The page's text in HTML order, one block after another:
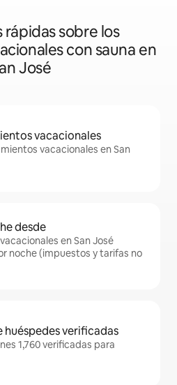
rápidas sobre los
con sauna en
José
vacacionales
vacacionales en San
desde
en San José
noche (impuestos y tarifas no
huéspedes verificadas
1,760 verificadas para